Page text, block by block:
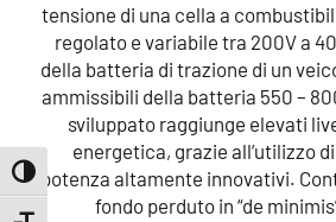
Attiva/disattiva alto contrasto
tensione di una cella a
regolato e variabile tra 200V a
della batteria di trazione di un
ammissibili della batteria 550 –
sviluppato raggiunge elevati
energetica, grazie all’utilizzo
potenza altamente innovativi.
fondo perduto in “de